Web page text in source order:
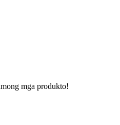
mga produkto!